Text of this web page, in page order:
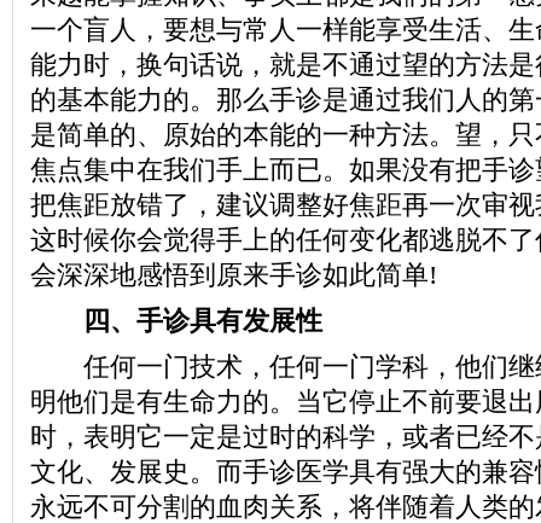
一个盲人，要想与常人一样能享受生活、
能力时，换句话说，就是不通过望的方法
的基本能力的。那么手诊是通过我们人的
是简单的、原始的本能的一种方法。望，
焦点集中在我们手上而已。如果没有把手
把焦距放错了，建议调整好焦距再一次审
这时候你会觉得手上的任何变化都逃脱不
会深深地感悟到原来手诊如此简单!
四、手诊具有发展性
任何一门技术，任何一门学科，他们继
明他们是有生命力的。当它停止不前要退
时，表明它一定是过时的科学，或者已经
文化、发展史。而手诊医学具有强大的兼
永远不可分割的血肉关系，将伴随着人类